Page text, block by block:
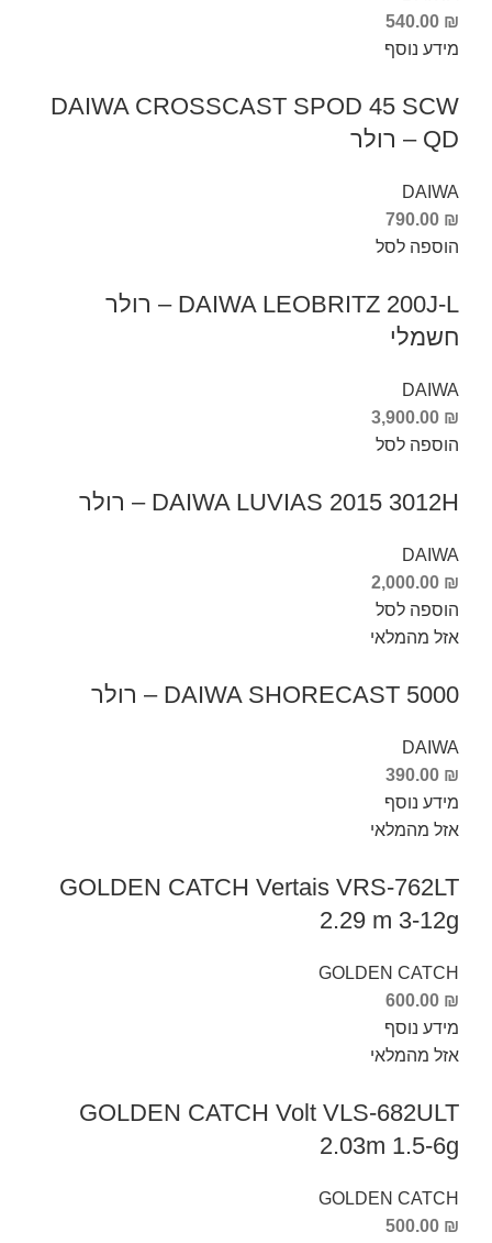
540.00 ₪
מידע נוסף
DAIWA CROSSCAST SPOD 45 SCW
QD – רולר
DAIWA
790.00 ₪
הוספה לסל
DAIWA LEOBRITZ 200J-L – רולר
חשמלי
DAIWA
3,900.00 ₪
הוספה לסל
DAIWA LUVIAS 2015 3012H – רולר
DAIWA
2,000.00 ₪
הוספה לסל
אזל מהמלאי
DAIWA SHORECAST 5000 – רולר
DAIWA
390.00 ₪
מידע נוסף
אזל מהמלאי
GOLDEN CATCH Vertais VRS-762LT
2.29 m 3-12g
GOLDEN CATCH
600.00 ₪
מידע נוסף
אזל מהמלאי
GOLDEN CATCH Volt VLS-682ULT
2.03m 1.5-6g
GOLDEN CATCH
500.00 ₪